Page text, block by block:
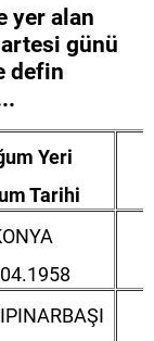
yer alan
günü
defin
Yeri
Tarihi